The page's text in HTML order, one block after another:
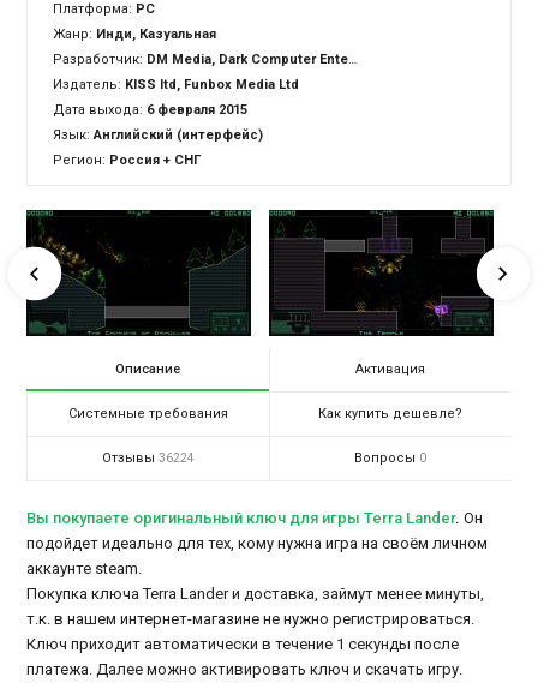
Платформа: PC
Жанр: Инди, Казуальная
Разработчик: DM Media, Dark Computer Entertainment Ltd.
Издатель: KISS ltd, Funbox Media Ltd
Дата выхода: 6 февраля 2015
Язык:Английский (интерфейс)
Регион: Россия + СНГ
Описание Активация
Системные требования Как купить дешевле?
Отзывы 36224 Вопросы 0
Вы покупаете оригинальный ключ для игры Terra Lander. Он
подойдет идеально для тех, кому нужна игра на своём личном
аккаунте steam.
Покупка ключа Terra Lander и доставка, займут менее минуты,
т.к. в нашем интернет-магазине не нужно регистрироваться.
Ключ приходит автоматически в течение 1 секунды после
платежа. Далее можно активировать ключ и скачать игру.